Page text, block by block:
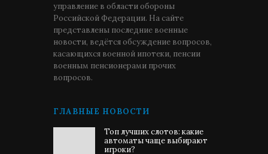
управление в области обороны
Российской Федерации. На сайте
представлены последние военные
новости, ведётся обсуждение вопросов,
касающихся военной ипотеки, пенсии
военным пенсионерами прочих
вопросов.
ГЛАВНЫЕ НОВОСТИ
Топ лучших слотов: какие
автоматы чаще выбирают
игроки?